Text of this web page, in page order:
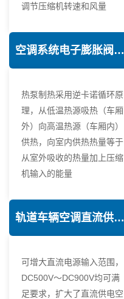
调节压缩机转速和风量
空调系统电子膨胀阀热力学优化技术
热泵制热采用逆卡诺循环原
理，从低温热源吸热（车厢
外）向高温热源（车厢内）
供热，向室内供热热量等于
从室外吸收的热量加上压缩
机输入的能量
轨道车辆空调直流供电技术
可增大直流电源输入范围，
DC500V～DC900V均可满
足要求，扩大了直流供电空